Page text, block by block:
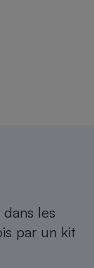
les
par un kit
emprunteur
-
linge